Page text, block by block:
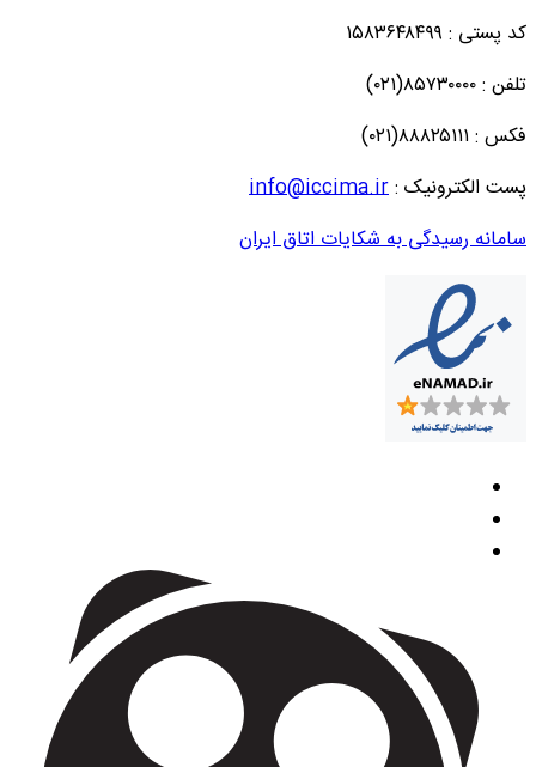
کد پستی : ۱۵۸۳۶۴۸۴۹۹
تلفن : ۸۵۷۳۰۰۰۰(۰۲۱)
فکس : ۸۸۸۲۵۱۱۱(۰۲۱)
پست الکترونیک :info@iccima.ir
سامانه رسیدگی به شکایات اتاق ایران